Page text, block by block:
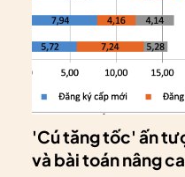
'Cú tăng tốc' ấn
và bài toán nâng